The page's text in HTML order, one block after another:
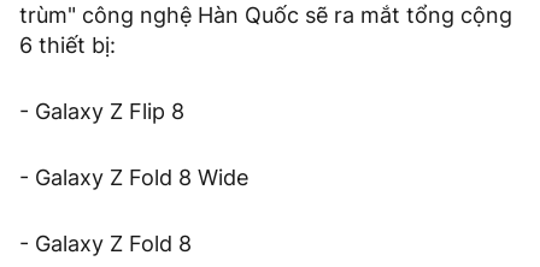
trùm" công nghệ Hàn Quốc sẽ ra mắt tổng cộng
6 thiết bị:
- Galaxy Z Flip 8
- Galaxy Z Fold 8 Wide
- Galaxy Z Fold 8